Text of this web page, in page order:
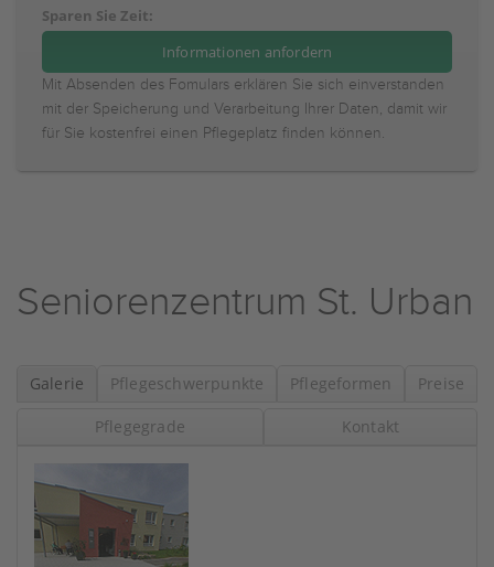
Sparen Sie Zeit:
Mit Absenden des Fomulars erklären Sie sich einverstanden
mit der Speicherung und Verarbeitung Ihrer Daten, damit wir
für Sie kostenfrei einen Pflegeplatz finden können.
Seniorenzentrum St. Urban
Galerie Pflegeschwerpunkte Pflegeformen Preise
Pflegegrade Kontakt